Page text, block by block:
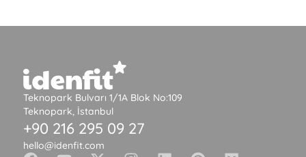
Teknopark Bulvarı 1/1A Blok No:109
Teknopark, İstanbul
+90 216 295 09 27
hello@idenfit.com